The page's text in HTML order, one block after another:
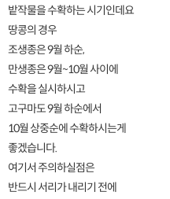
밭작물을 수확하는 시기인데요
땅콩의 경우
조생종은 9월 하순,
만생종은 9월~10월 사이에
수확을 실시하시고
고구마도 9월 하순에서
10월 상중순에 수확하시는게
좋겠습니다.
여기서 주의하실점은
반드시 서리가 내리기 전에